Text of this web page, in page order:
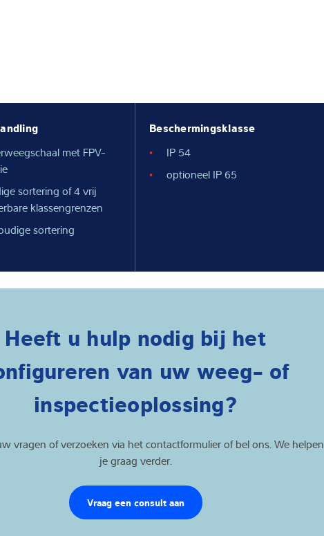
met FPV-
sortering of 4 vrij
klassengrenzen
sortering
Beschermingsklasse
IP 54
optioneel IP 65
Heeft u hulp nodig bij het
van uw weeg- of
inspectieoplossing?
vragen of verzoeken via het contactformulier of bel ons. We helpen
je graag verder.
Vraag een consult aan